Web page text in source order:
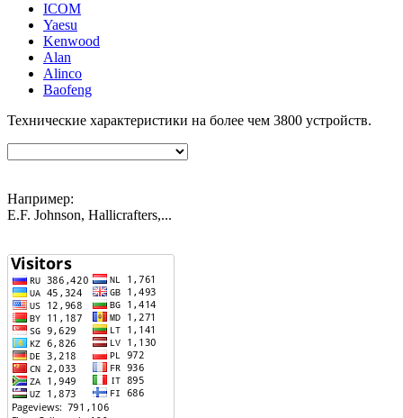
ICOM
Yaesu
Kenwood
Alan
Alinco
Baofeng
Технические характеристики на более чем 3800 устройств.
Например:
E.F. Johnson, Hallicrafters,...